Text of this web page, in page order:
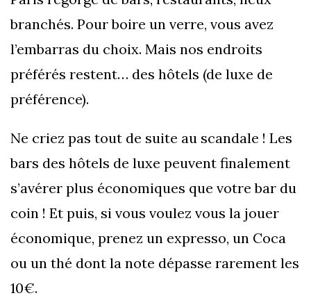
branchés. Pour boire un verre, vous avez
l’embarras du choix. Mais nos endroits
préférés restent… des hôtels (de luxe de
préférence).
Ne criez pas tout de suite au scandale ! Les
bars des hôtels de luxe peuvent finalement
s’avérer plus économiques que votre bar du
coin ! Et puis, si vous voulez vous la jouer
économique, prenez un expresso, un Coca
ou un thé dont la note dépasse rarement les
10€.